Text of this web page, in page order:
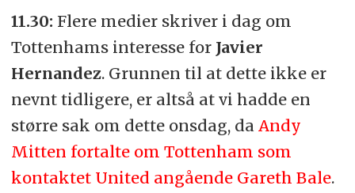
11.30: Flere medier skriver i dag om
Tottenhams interesse for Javier
Hernandez. Grunnen til at dette ikke er
nevnt tidligere, er altså at vi hadde en
større sak om dette onsdag, da Andy
Mitten fortalte om Tottenham som
kontaktet United angående Gareth Bale.